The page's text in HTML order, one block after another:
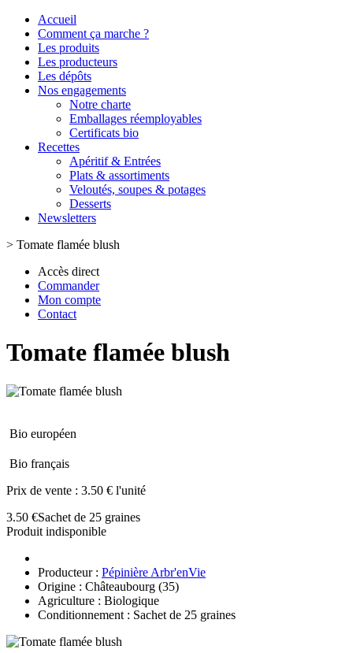
Accueil
Comment ça marche ?
Les produits
Les producteurs
Les dépôts
Nos engagements
Notre charte
Emballages réemployables
Certificats bio
Recettes
Apéritif & Entrées
Plats & assortiments
Veloutés, soupes & potages
Desserts
Newsletters
> Tomate flamée blush
Accès direct
Commander
Mon compte
Contact
Tomate flamée blush
Bio européen
Bio français
Prix de vente : 3.50 € l'unité
3.50 €Sachet de 25 graines
Produit indisponible
Producteur : Pépinière Arbr'enVie
Origine : Châteaubourg (35)
Agriculture : Biologique
Conditionnement : Sachet de 25 graines